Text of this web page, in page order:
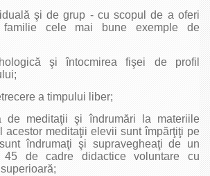
şi de grup - cu scopul de a oferi
cele mai bune exemple de
şi întocmirea fişei de profil
a timpului liber;
de meditaţii şi îndrumări la materiile
meditaţii elevii sunt împărţiţi pe
îndrumaţi şi supravegheaţi de un
de cadre didactice voluntare cu